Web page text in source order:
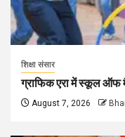
शिक्षा संसार
ग्राफिक एरा में स्कूल
August 7, 2026